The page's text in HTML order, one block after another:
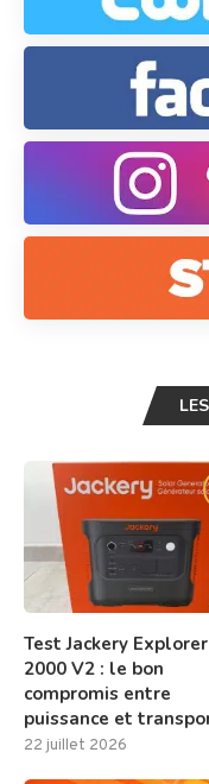
Test Jackery Explorer
2000 V2 : le bon
compromis entre
puissance et
22 juillet 2026